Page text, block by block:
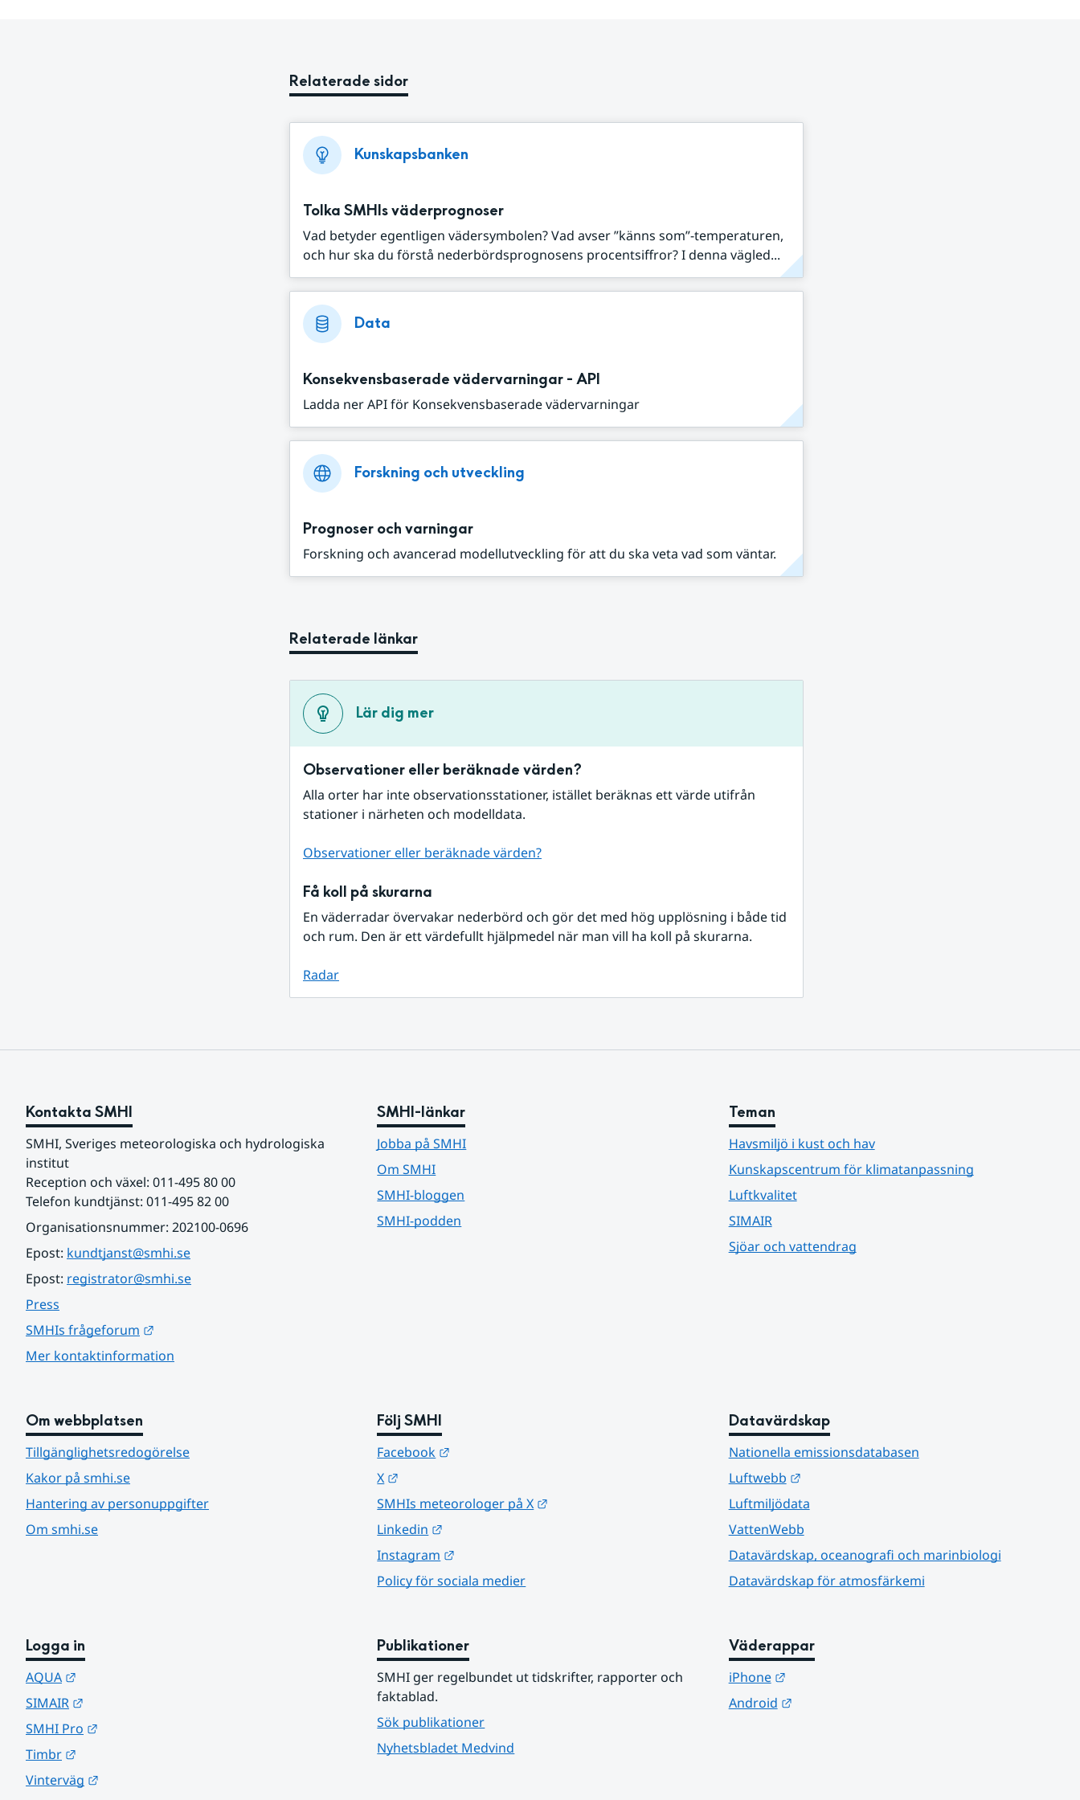
Relaterade sidor
Kunskapsbanken
Tolka SMHIs väderprognoser
Vad betyder egentligen vädersymbolen? Vad avser ”känns som”-temperaturen,
och hur ska du förstå nederbördsprognosens procentsiffror? I denna vägled...
Data
Konsekvensbaserade vädervarningar - API
Ladda ner API för Konsekvensbaserade vädervarningar
Forskning och utveckling
Prognoser och varningar
Forskning och avancerad modellutveckling för att du ska veta vad som väntar.
Relaterade länkar
Lär dig mer
Observationer eller beräknade värden?
Alla orter har inte observationsstationer, istället beräknas ett värde utifrån
stationer i närheten och modelldata.
Observationer eller beräknade värden?
Få koll på skurarna
En väderradar övervakar nederbörd och gör det med hög upplösning i både tid
och rum. Den är ett värdefullt hjälpmedel när man vill ha koll på skurarna.
Radar
Kontakta SMHI
SMHI, Sveriges meteorologiska och hydrologiska
institut
Reception och växel: 011-495 80 00
Telefon kundtjänst: 011-495 82 00
Organisationsnummer: 202100-0696
Epost: kundtjanst@smhi.se
Epost: registrator@smhi.se
Press
SMHIs frågeforum
Mer kontaktinformation
SMHI-länkar
Jobba på SMHI
Om SMHI
SMHI-bloggen
SMHI-podden
Teman
Havsmiljö i kust och hav
Kunskapscentrum för klimatanpassning
Luftkvalitet
SIMAIR
Sjöar och vattendrag
Om webbplatsen
Tillgänglighetsredogörelse
Kakor på smhi.se
Hantering av personuppgifter
Om smhi.se
Följ SMHI
Facebook
X
SMHIs meteorologer på X
Linkedin
Instagram
Policy för sociala medier
Datavärdskap
Nationella emissionsdatabasen
Luftwebb
Länk till annan webbplats.
Luftmiljödata
VattenWebb
Datavärdskap, oceanografi och marinbiologi
Datavärdskap för atmosfärkemi
Logga in
AQUA
SIMAIR
SMHI Pro
Timbr
Vinterväg
Publikationer
SMHI ger regelbundet ut tidskrifter, rapporter och
faktablad.
Sök publikationer
Nyhetsbladet Medvind
Väderappar
iPhone
Länk till annan webbplats.
Android
Länk till annan webbplats.